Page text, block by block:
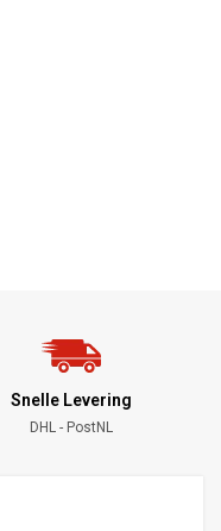
Snelle Levering
DHL - PostNL